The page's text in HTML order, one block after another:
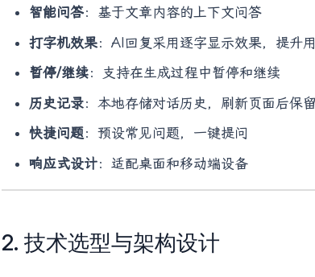
智能问答：基于文章内容的上下文问答
打字机效果：AI回复采用逐字显示效果，提升
暂停/继续：支持在生成过程中暂停和继续
历史记录：本地存储对话历史，刷新页面后保留
快捷问题：预设常见问题，一键提问
响应式设计：适配桌面和移动端设备
2. 技术选型与架构设计